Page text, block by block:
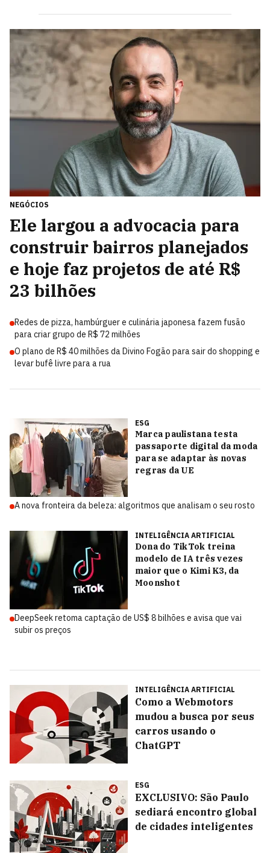
NEGÓCIOS
Ele largou a advocacia para
construir bairros planejados
e hoje faz projetos de até R$
23 bilhões
Redes de pizza, hambúrguer e culinária japonesa fazem fusão
para criar grupo de R$ 72 milhões
O plano de R$ 40 milhões da Divino Fogão para sair do shopping e
levar bufê livre para a rua
ESG
Marca paulistana testa
passaporte digital da moda
para se adaptar às novas
regras da UE
A nova fronteira da beleza: algoritmos que analisam o seu rosto
INTELIGÊNCIA ARTIFICIAL
Dona do TikTok treina
modelo de IA três vezes
maior que o Kimi K3, da
Moonshot
DeepSeek retoma captação de US$ 8 bilhões e avisa que vai
subir os preços
INTELIGÊNCIA ARTIFICIAL
Como a Webmotors
mudou a busca por seus
carros usando o
ChatGPT
ESG
EXCLUSIVO: São Paulo
sediará encontro global
de cidades inteligentes